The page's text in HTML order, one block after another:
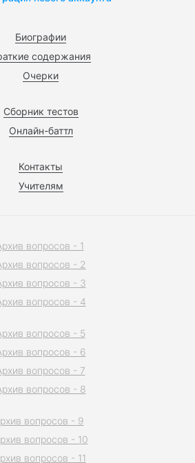
Биографии
содержания
Очерки
Сборник тестов
Онлайн-баттл
Контакты
Учителям
вопросов - 1
вопросов - 2
вопросов - 3
вопросов - 4
вопросов - 5
вопросов - 6
вопросов - 7
вопросов - 8
вопросов - 9
вопросов - 10
вопросов - 11